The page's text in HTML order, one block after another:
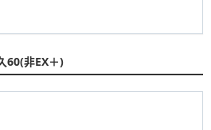
60(非EX＋)